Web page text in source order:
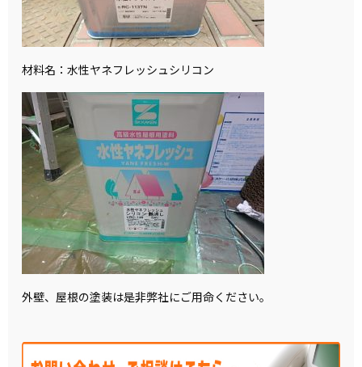
材料名：水性ヤネフレッシュシリコン
外壁、屋根の塗装は是非弊社にご用命ください。